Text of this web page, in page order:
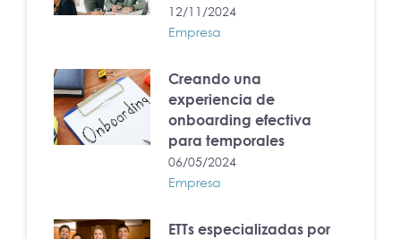
12/11/2024
Empresa
Creando una
experiencia de
onboarding efectiva
para temporales
06/05/2024
Empresa
ETTs especializadas por